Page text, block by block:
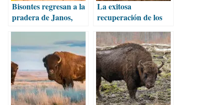
Bisontes regresan a la
pradera de Janos,
La exitosa
recuperación de los
en Chihuahua